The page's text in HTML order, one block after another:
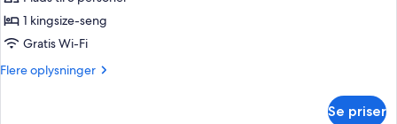
Villa
(Double)
1 kingsize-seng
Gratis Wi-Fi
Flere oplysninger
Flere
Se priser